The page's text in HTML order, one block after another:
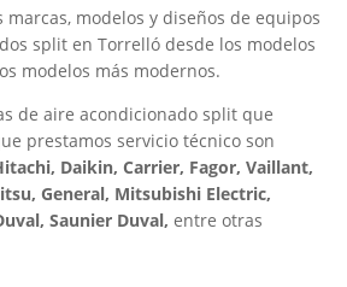
marcas, modelos y diseños de equipos
split en Torrelló desde los modelos
modelos más modernos.
de aire acondicionado split que
prestamos servicio técnico son
Daikin, Carrier, Fagor, Vaillant,
General, Mitsubishi Electric,
Saunier Duval, entre otras